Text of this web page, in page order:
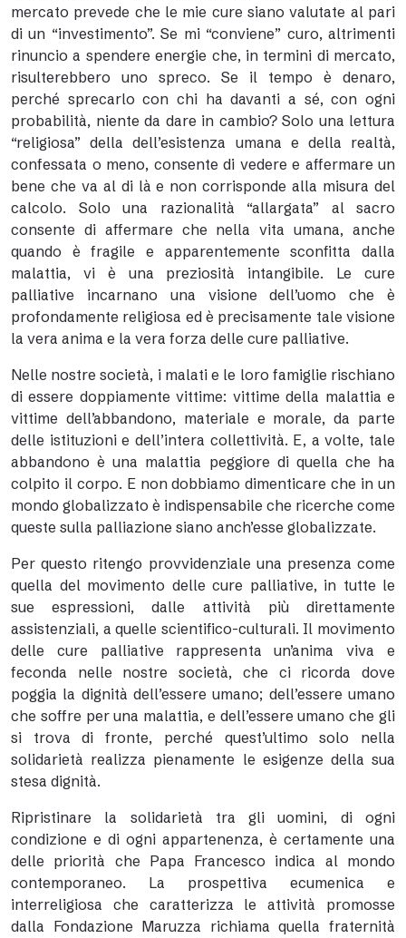
mercato prevede che le mie cure siano valutate al pari
di un “investimento”. Se mi “conviene” curo, altrimenti
rinuncio a spendere energie che, in termini di mercato,
risulterebbero uno spreco. Se il tempo è denaro,
perché sprecarlo con chi ha davanti a sé, con ogni
probabilità, niente da dare in cambio? Solo una lettura
“religiosa” della dell’esistenza umana e della realtà,
confessata o meno, consente di vedere e affermare un
bene che va al di là e non corrisponde alla misura del
calcolo. Solo una razionalità “allargata” al sacro
consente di affermare che nella vita umana, anche
quando è fragile e apparentemente sconfitta dalla
malattia, vi è una preziosità intangibile. Le cure
palliative incarnano una visione dell’uomo che è
profondamente religiosa ed è precisamente tale visione
la vera anima e la vera forza delle cure palliative.
Nelle nostre società, i malati e le loro famiglie rischiano
di essere doppiamente vittime: vittime della malattia e
vittime dell’abbandono, materiale e morale, da parte
delle istituzioni e dell’intera collettività. E, a volte, tale
abbandono è una malattia peggiore di quella che ha
colpito il corpo. E non dobbiamo dimenticare che in un
mondo globalizzato è indispensabile che ricerche come
queste sulla palliazione siano anch’esse globalizzate.
Per questo ritengo provvidenziale una presenza come
quella del movimento delle cure palliative, in tutte le
sue espressioni, dalle attività più direttamente
assistenziali, a quelle scientifico-culturali. Il movimento
delle cure palliative rappresenta un’anima viva e
feconda nelle nostre società, che ci ricorda dove
poggia la dignità dell’essere umano; dell’essere umano
che soffre per una malattia, e dell’essere umano che gli
si trova di fronte, perché quest’ultimo solo nella
solidarietà realizza pienamente le esigenze della sua
stesa dignità.
Ripristinare la solidarietà tra gli uomini, di ogni
condizione e di ogni appartenenza, è certamente una
delle priorità che Papa Francesco indica al mondo
contemporaneo. La prospettiva ecumenica e
interreligiosa che caratterizza le attività promosse
dalla Fondazione Maruzza richiama quella fraternità